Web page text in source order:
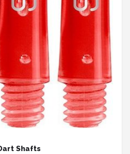
Shafts